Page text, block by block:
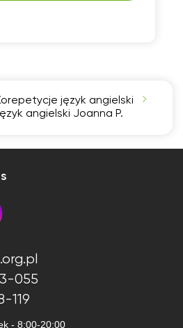
język angielski
angielski Joanna P.
055
119
- 8:00-20:00